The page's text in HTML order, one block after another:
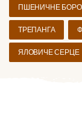
ПШЕНИЧНЕ
ТРЕПАНГА
ЯЛОВИЧЕ СЕРЦЕ